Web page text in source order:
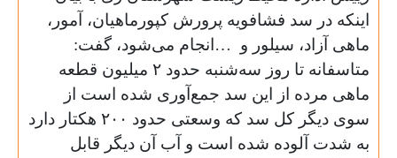
اینکه در سد فشافویه پرورش کپورماهیان، آمور،
ماهی آزاد، سیلور و
… انجام می‌شود، گفت:
متاسفانه تا روز سه‌شنبه حدود ۲ میلیون قطعه
ماهی مرده از این سد جمع‌آوری شده است از
سوی دیگر کل سد که وسعتی حدود ۲۰۰ هکتار دارد
به شدت آلوده شده است و آب آن دیگر قابل